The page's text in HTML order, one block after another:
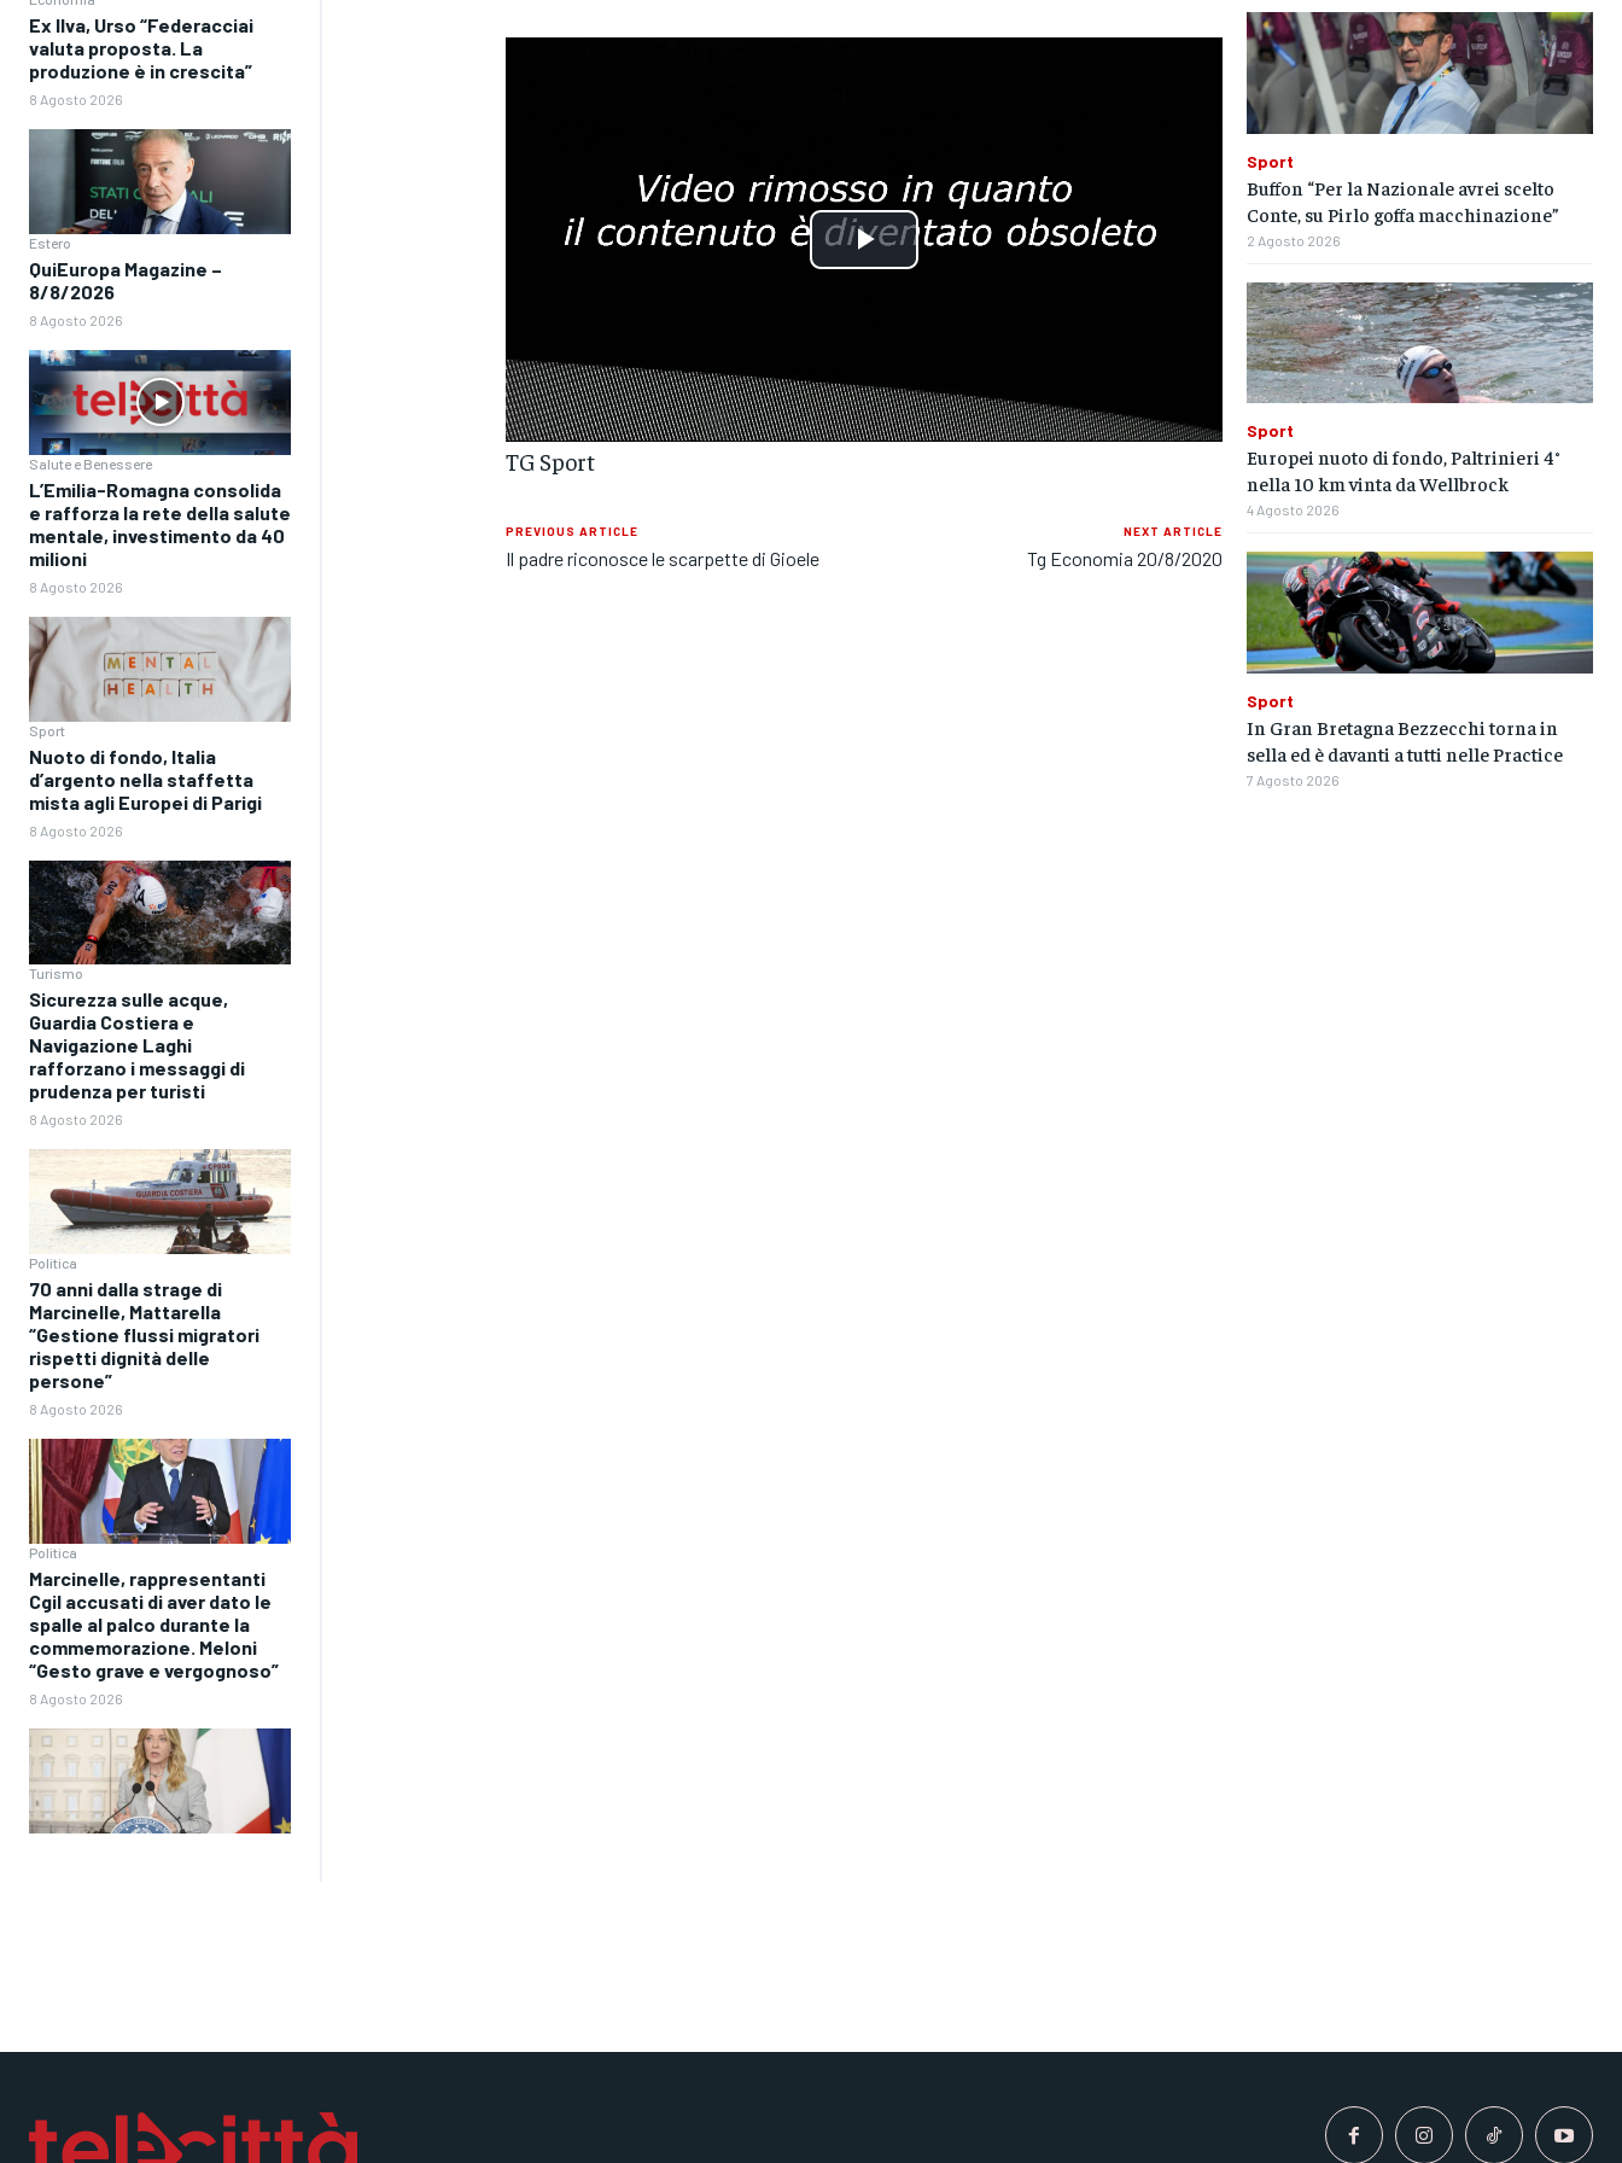
SPORT
GRUPPO
SPORT
GRUPPO
SPORT
GRUPPO
Ex Ilva, Urso “Federacciai
valuta proposta. La
produzione è in crescita”
8 Agosto 2026
Estero
QuiEuropa Magazine –
8/8/2026
8 Agosto 2026
Salute e Benessere
L’Emilia-Romagna consolida
e rafforza la rete della salute
mentale, investimento da 40
milioni
8 Agosto 2026
Sport
Nuoto di fondo, Italia
d’argento nella staffetta
mista agli Europei di Parigi
8 Agosto 2026
Turismo
Sicurezza sulle acque,
Guardia Costiera e
Navigazione Laghi
rafforzano i messaggi di
prudenza per turisti
8 Agosto 2026
Politica
70 anni dalla strage di
Marcinelle, Mattarella
“Gestione flussi migratori
rispetti dignità delle
persone”
8 Agosto 2026
Politica
Marcinelle, rappresentanti
Cgil accusati di aver dato le
spalle al palco durante la
commemorazione. Meloni
“Gesto grave e vergognoso”
8 Agosto 2026
Play
TG Sport
PREVIOUS ARTICLE
Il padre riconosce le scarpette di Gioele
NEXT ARTICLE
Tg Economia 20/8/2020
Sport
Buffon “Per la Nazionale avrei scelto
Conte, su Pirlo goffa macchinazione”
2 Agosto 2026
Sport
Europei nuoto di fondo, Paltrinieri 4°
nella 10 km vinta da Wellbrock
4 Agosto 2026
Sport
In Gran Bretagna Bezzecchi torna in
sella ed è davanti a tutti nelle Practice
7 Agosto 2026